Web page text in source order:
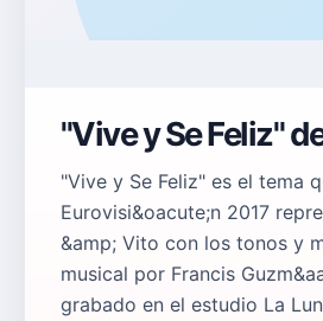
"Vive y Se Feliz"
"Vive y Se Feliz" es el tema
Eurovisi&oacute;n 2017
&amp; Vito con los tonos y
musical por Francis
grabado en el estudio La